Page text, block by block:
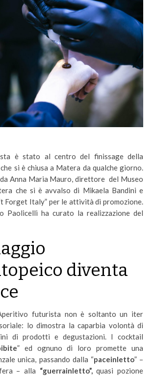
è stato al centro del finissage della
si è chiusa a Matera da qualche giorno.
Anna Maria Mauro, direttore del Museo
che si è avvalso di Mikaela Bandini e
Forget Italy” per le attività di promozione.
Paolicelli ha curato la realizzazione del
diventa
futurista non è soltanto un iter
lo dimostra la caparbia volontà di
di prodotti e degustazioni. I cocktail
” ed ognuno di loro promette una
unica, passando dalla “paceinletto” –
– alla “guerrainletto”,quasi pozione